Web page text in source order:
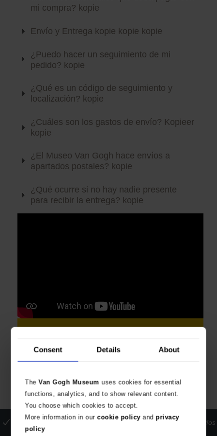
Consent Details About
TheVan Gogh Museum uses cookies for essential
functions, analytics, and to show relevant content.
You choose which cookies to accept.
More information in ourcookie policyand privacy
policy
Lienzos y Láminas
mi compra? kopie
Envío y Entrega kopie kopie kopie
¿Puedo hacer un seguimiento de mi
pedido? kopie
¿Qué es un código de seguimiento y
localización? kopie
¿Cuáles son los gastos de envío? Kopieer
kopie
¿El Museo Van Gogh hace envíos a
apartados postales? kopie
¿Qué ocurre si no hay nadie presente
para recibir la entrega? kopie
regalo memorable de Van Gogh. Su
compra apoya el Museo Van Gogh.
La tienda oficial del Museo Van Gogh Pagos seguros
Envíos